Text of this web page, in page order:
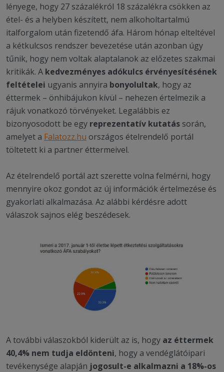
lényege, hogy 27 százalékról 18 százalékra csökken az
étel- és a helyben készített, nem alkoholtartalmú
italforgalom után fizetendő áfa. Három hónap elteltével
a kétkulcsos rendszer bevezetése után azonban úgy
tűnik, hogy nem voltak alaptalanok az előzetes szakmai
kritikák. A kedvezményes adókulcs érvényesítésének
feltételei ugyanis annyira bonyolultak, hogy az
éttermek – önhibájukon kívül – nehezen értelmezik a
rájuk vonatkozó törvényeket. Legalábbis ez
bizonyosodott be egy reprezentatív kutatás során,
amelyet a Falatozz.hu országos ételrendelő portál
töltetett ki a partner éttermeivel.
Az ételrendelő portál azt szerette volna felmérni, hogy
mennyire okoz gondot az új információk értelmezése és
gyakorlati alkalmazása. Az alábbi kérdésre adott
válaszok sajnos elég beszédesek.
A további válaszokból kiderült az is, hogy az éttermek
40,4% nem tudja eldönteni, hogy a vendéglátóipari
tevékenysége alapján jogosult-e alkalmazni a 18%-os